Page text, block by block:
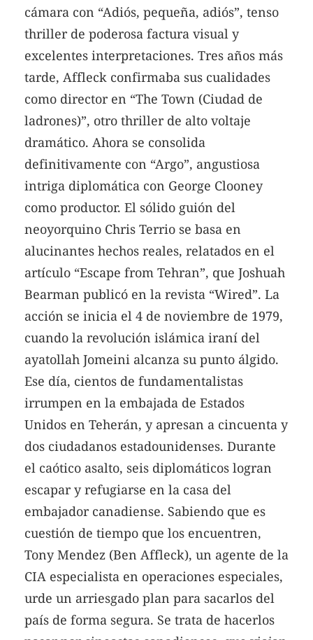
cámara con “Adiós, pequeña, adiós”, tenso
thriller de poderosa factura visual y
excelentes interpretaciones. Tres años más
tarde, Affleck confirmaba sus cualidades
como director en “The Town (Ciudad de
ladrones)”, otro thriller de alto voltaje
dramático. Ahora se consolida
definitivamente con “Argo”, angustiosa
intriga diplomática con George Clooney
como productor. El sólido guión del
neoyorquino Chris Terrio se basa en
alucinantes hechos reales, relatados en el
artículo “Escape from Tehran”, que Joshuah
Bearman publicó en la revista “Wired”. La
acción se inicia el 4 de noviembre de 1979,
cuando la revolución islámica iraní del
ayatollah Jomeini alcanza su punto álgido.
Ese día, cientos de fundamentalistas
irrumpen en la embajada de Estados
Unidos en Teherán, y apresan a cincuenta y
dos ciudadanos estadounidenses. Durante
el caótico asalto, seis diplomáticos logran
escapar y refugiarse en la casa del
embajador canadiense. Sabiendo que es
cuestión de tiempo que los encuentren,
Tony Mendez (Ben Affleck), un agente de la
CIA especialista en operaciones especiales,
urde un arriesgado plan para sacarlos del
país de forma segura. Se trata de hacerlos